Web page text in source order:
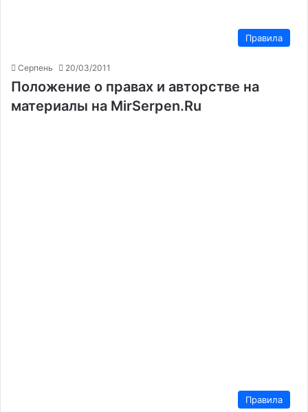
Правила
Серпень 20/03/2011
Положение о правах и авторстве на
материалы на MirSerpen.Ru
Правила